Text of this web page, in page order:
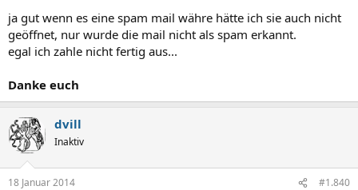
ja gut wenn es eine spam mail währe hätte ich sie auch nicht
geöffnet, nur wurde die mail nicht als spam erkannt.
egal ich zahle nicht fertig aus...
Danke euch
dvill
Inaktiv
18 Januar 2014 #1.840